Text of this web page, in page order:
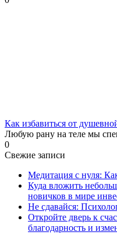
Как избавиться от
Любую рану на теле мы
0
Свежие записи
Медитация с нуля:
Куда вложить
новичков в мире
Не сдавайся:
Откройте дверь к
благодарность и